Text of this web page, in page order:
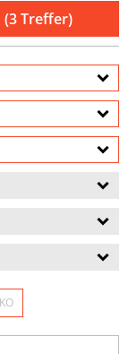
(3 Treffer)